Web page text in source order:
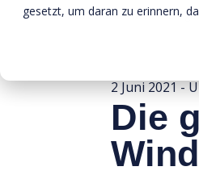
gesetzt, um daran zu erinnern,
Home » BTE Nachrichten » Die
2 Juni 2021-
Die